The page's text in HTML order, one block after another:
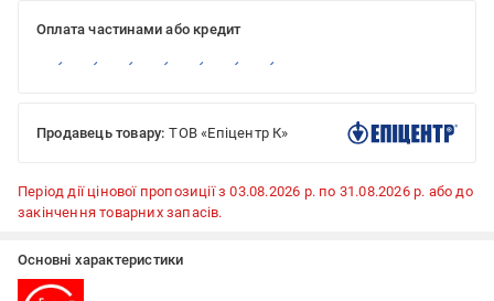
Оплата частинами або кредит
Продавець товару: ТОВ «Епіцентр К»
Період дії цінової пропозиції з 03.08.2026 р. по 31.08.2026 р. або до
закінчення товарних запасів.
Основні характеристики